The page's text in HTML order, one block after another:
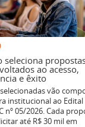
seleciona
ao acesso,
e êxito
vão
institucional ao Edital
nº 05/2026. Cada
até R$ 30 mil em